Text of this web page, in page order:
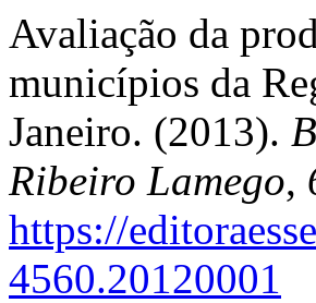
Avaliação da
municípios da
Janeiro. (2013).
Ribeiro Lamego,
https://
4560.20120001